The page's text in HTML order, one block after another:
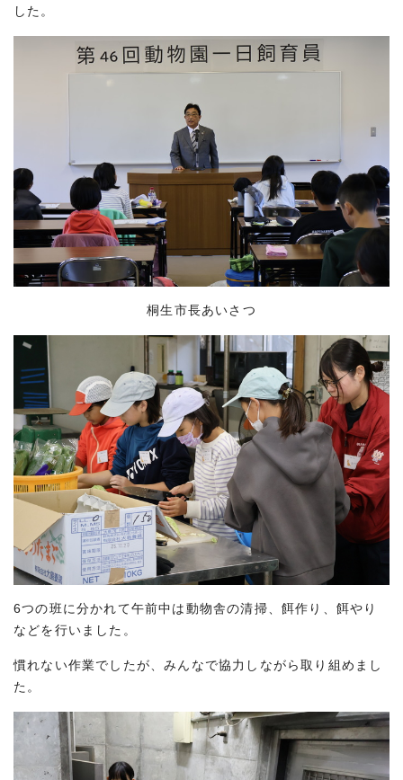
した。
桐生市長あいさつ
6つの班に分かれて午前中は動物舎の清掃、餌作り、餌やり
などを行いました。
慣れない作業でしたが、みんなで協力しながら取り組めまし
た。